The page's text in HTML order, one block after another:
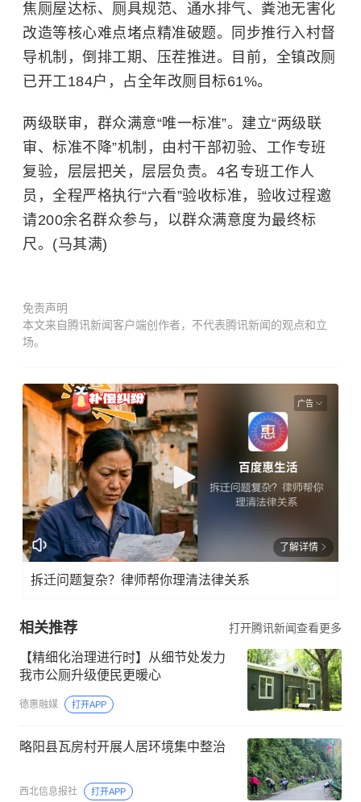
焦厕屋达标、厕具规范、通水排气、粪池无害化
改造等核心难点堵点精准破题。同步推行入村督
导机制，倒排工期、压茬推进。目前，全镇改厕
已开工184户，占全年改厕目标61%。
两级联审，群众满意“唯一标准”。建立“两级联
审、标准不降”机制，由村干部初验、工作专班
复验，层层把关，层层负责。4名专班工作人
员，全程严格执行“六看”验收标准，验收过程邀
请200余名群众参与，以群众满意度为最终标
尺。(马其满)
免责声明
本文来自腾讯新闻客户端创作者，不代表腾讯新闻的观点和立
场。
广告
了解详情
拆迁问题复杂？律师帮你理清法律关系
相关推荐 打开腾讯新闻查看更多
【精细化治理进行时】从细节处发力
我市公厕升级便民更暖心
德惠融媒 打开APP
略阳县瓦房村开展人居环境集中整治
西北信息报社 打开APP